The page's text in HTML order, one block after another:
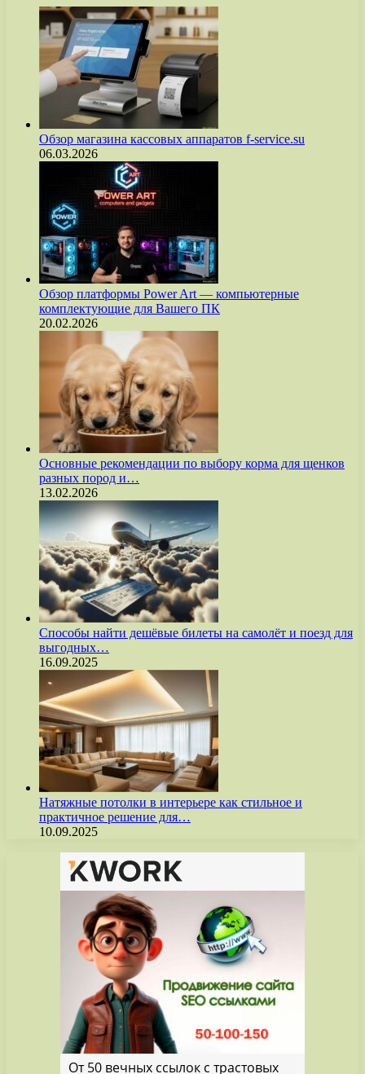
Обзор магазина кассовых аппаратов f-service.su
06.03.2026
Обзор платформы Power Art — компьютерные
комплектующие для Вашего ПК
20.02.2026
Основные рекомендации по выбору корма для щенков
разных пород и…
13.02.2026
Способы найти дешёвые билеты на самолёт и поезд для
выгодных…
16.09.2025
Натяжные потолки в интерьере как стильное и
практичное решение для…
10.09.2025